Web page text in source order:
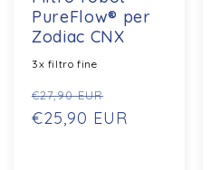
PureFlow® per
Zodiac CNX
3x filtro fine
Prezzo
normale
€27,90 EUR
di
€25,90 EUR